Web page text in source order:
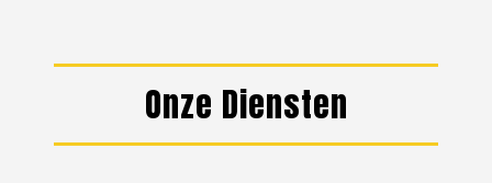
Onze Diensten